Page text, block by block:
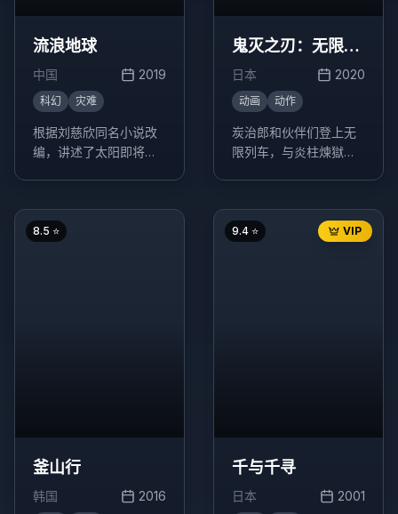
流浪地球
中国 2019
科幻 灾难
根据刘慈欣同名小说改
编，讲述了太阳即将毁
找新家园的故事。
鬼灭之刃：无限列
车篇
日本 2020
动画 动作
炭治郎和伙伴们登上无
限列车，与炎柱煉獄杏
8.5 ⭐
釜山行
韩国 2016
VIP
9.4 ⭐
千与千寻
日本 2001